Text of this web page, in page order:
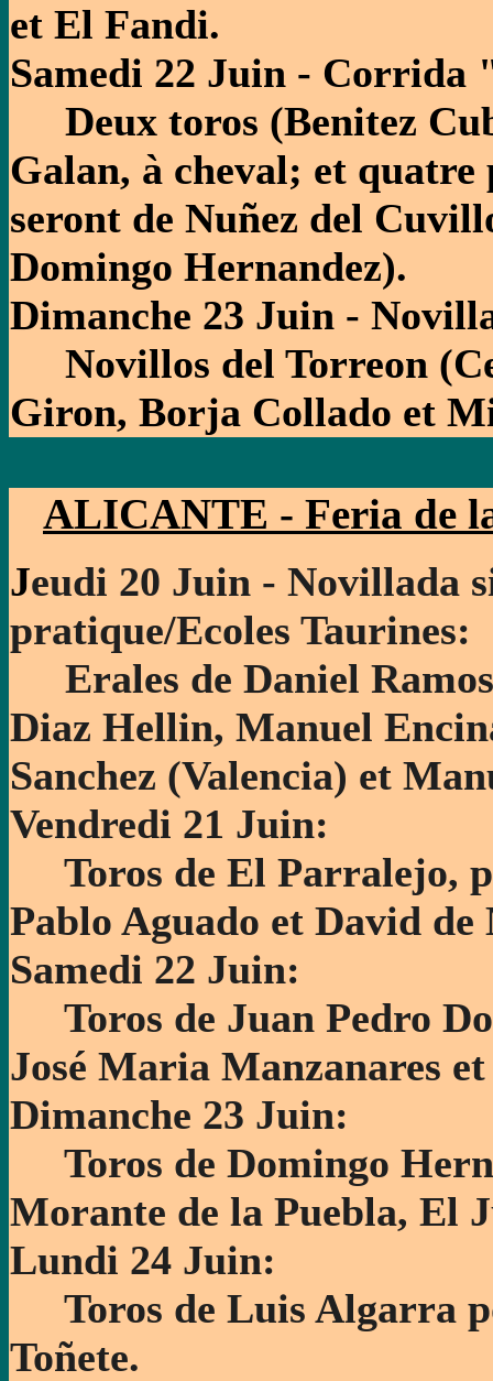
et El Fandi.
Samedi 22 Juin -
Deux toros (Benitez
Galan, à cheval; et quatre
seront de Nuñez del
Domingo Hernandez).
Dimanche 23 Juin -
Novillos del Torreon
Giron, Borja Collado et
ALICANTE - Feria de
Jeudi 20 Juin - Novillada
pratique/Ecoles Taurines:
Erales de Daniel
Diaz Hellin, Manuel
Sanchez (Valencia) et
Vendredi 21 Juin:
Toros de El Parralejo,
Pablo Aguado et David
Samedi 22 Juin:
Toros de Juan Pedro
José Maria Manzanares
Dimanche 23 Juin:
Toros de Domingo
Morante de la Puebla, El
Lundi 24 Juin:
Toros de Luis Algarra
Toñete.